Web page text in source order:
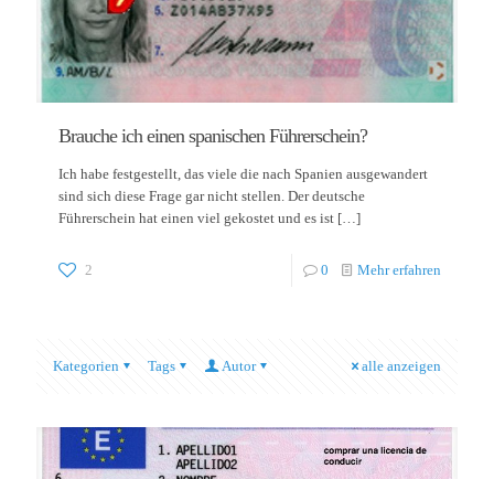
Brauche ich einen spanischen Führerschein?
Ich habe festgestellt, das viele die nach Spanien ausgewandert
sind sich diese Frage gar nicht stellen. Der deutsche
Führerschein hat einen viel gekostet und es ist […]
2 0 Mehr erfahren
Kategorien Tags Autor alle anzeigen